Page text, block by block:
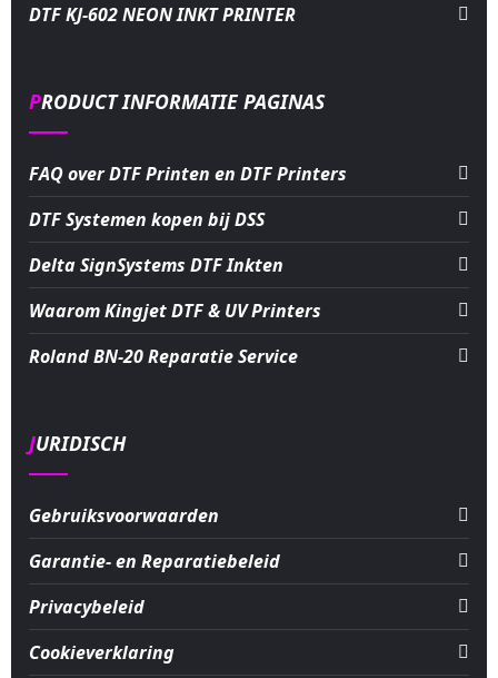
DTF KJ-602 NEON INKT PRINTER
PRODUCT INFORMATIE PAGINAS
FAQ over DTF Printen en DTF Printers
DTF Systemen kopen bij DSS
Delta SignSystems DTF Inkten
Waarom Kingjet DTF & UV Printers
Roland BN-20 Reparatie Service
JURIDISCH
Gebruiksvoorwaarden
Garantie- en Reparatiebeleid
Privacybeleid
Cookieverklaring